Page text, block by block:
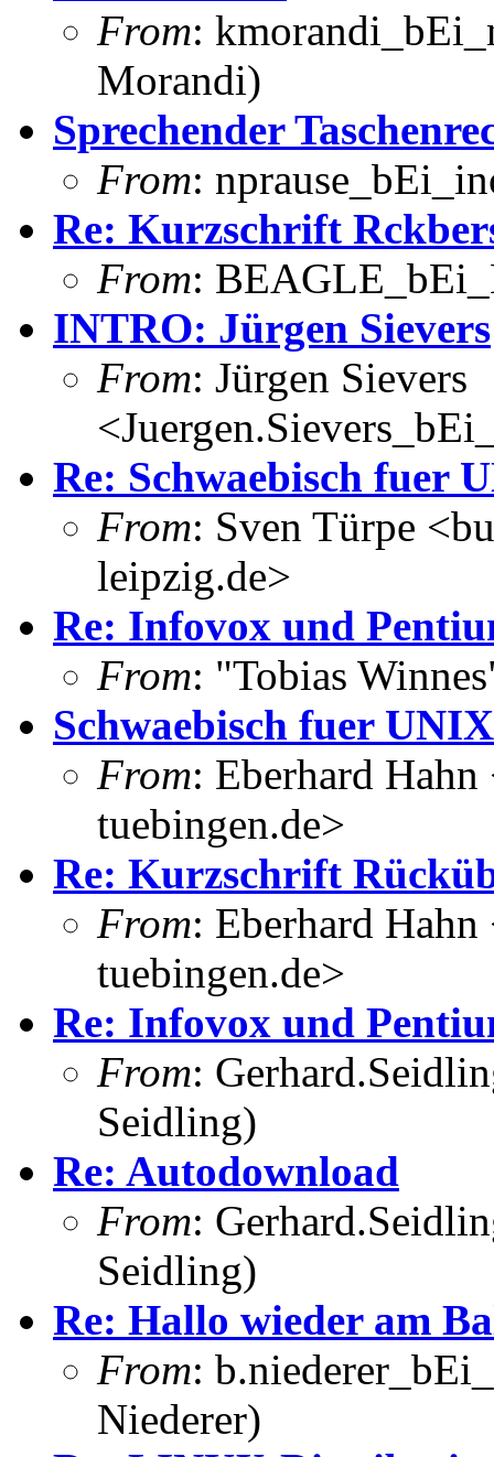
From:
Morandi)
Sprechender
From:
Re: Kurzschrift
From:
INTRO: Jürgen Sievers
From: Jürgen Sievers
Re: Schwaebisch fuer
From: Sven Türpe
leipzig.de>
Re: Infovox und
From: "Tobias
Schwaebisch fuer
From: Eberhard
tuebingen.de>
Re: Kurzschrift
From: Eberhard
tuebingen.de>
Re: Infovox und
From:
Seidling)
Re: Autodownload
From:
Seidling)
Re: Hallo wieder am
From:
Niederer)